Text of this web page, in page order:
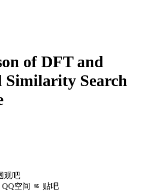
of DFT and
Similarity Search
观吧
QQ空间 贴吧